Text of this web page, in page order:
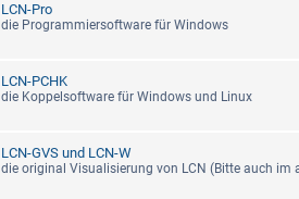
LCN-Pro
die Programmiersoftware für Windows
LCN-PCHK
die Koppelsoftware für Windows und Linux
LCN-GVS und LCN-W
die original Visualisierung von LCN (Bitte auch im